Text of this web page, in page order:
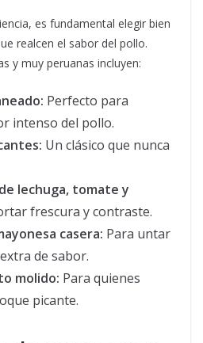
es fundamental elegir bien
realcen el sabor del pollo.
y muy peruanas incluyen:
Perfecto para
intenso del pollo.
Un clásico que nunca
lechuga, tomate y
frescura y contraste.
casera: Para untar
de sabor.
molido: Para quienes
picante.